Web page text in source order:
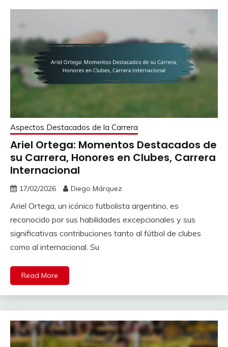
Aspectos Destacados de la Carrera
Ariel Ortega: Momentos Destacados de
su Carrera, Honores en Clubes, Carrera
Internacional
17/02/2026 Diego Márquez
Ariel Ortega, un icónico futbolista argentino, es
reconocido por sus habilidades excepcionales y sus
significativas contribuciones tanto al fútbol de clubes
como al internacional. Su
Read More